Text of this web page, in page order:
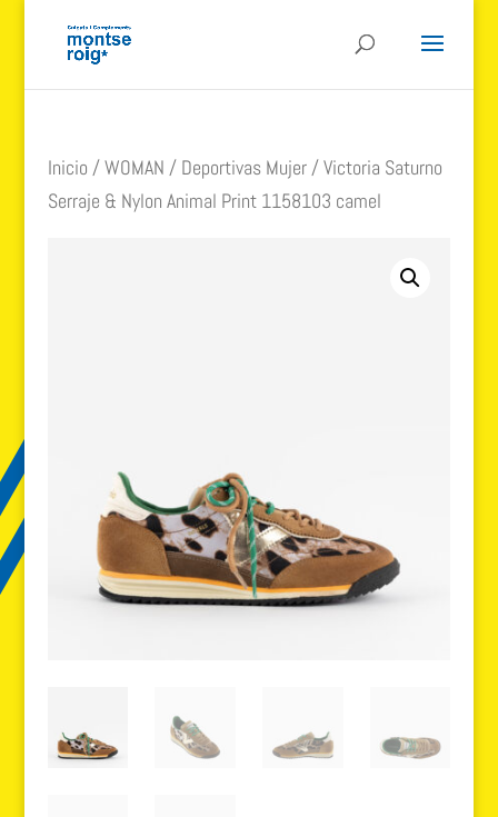
Inicio /WOMAN / Deportivas Mujer/ Victoria Saturno
Serraje & Nylon Animal Print 1158103 camel